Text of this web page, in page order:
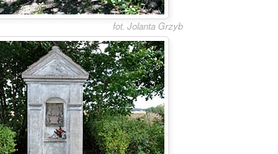
fot. Jolanta Grzyb